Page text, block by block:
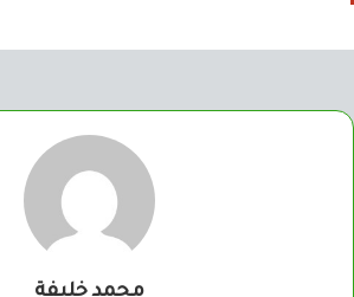
محمد خليفة